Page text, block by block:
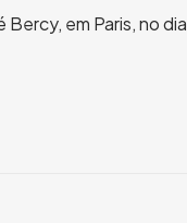
em Paris, no dia